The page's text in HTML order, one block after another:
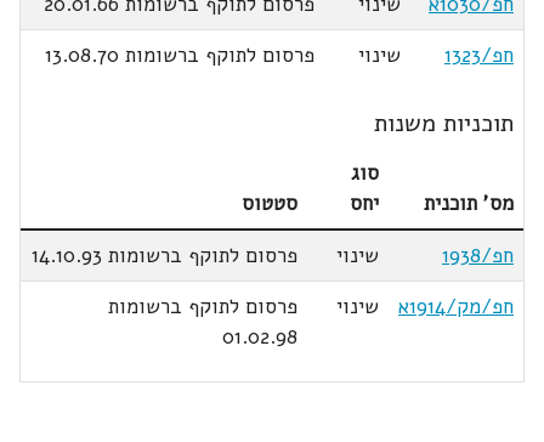
חפ/1323
שינוי פרסום לתוקף ברשומות 13.08.70
תוכניות משנות
מס' תוכנית
סוג
יחס
סטטוס
חפ/1938
שינוי
פרסום לתוקף ברשומות 14.10.93
חפ/מק/1914א
שינוי
פרסום לתוקף ברשומות
01.02.98